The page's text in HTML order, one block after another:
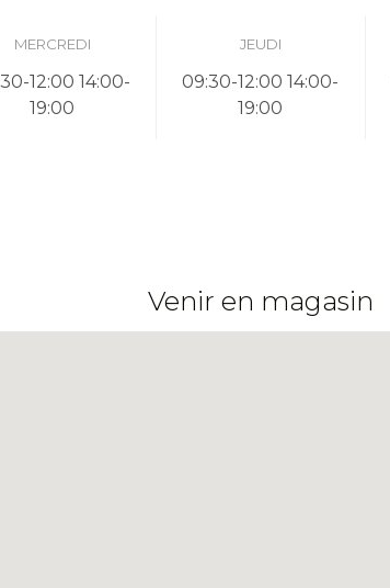
MERCREDI
12:00 14:00-
19:00
JEUDI
09:30-12:00 14:00-
19:00
Venir en magasin